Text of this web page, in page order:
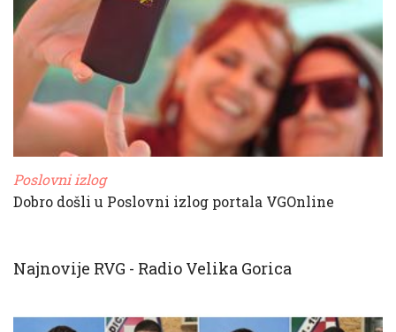
Poslovni izlog
Dobro došli u Poslovni izlog portala VGOnline
Najnovije RVG - Radio Velika Gorica